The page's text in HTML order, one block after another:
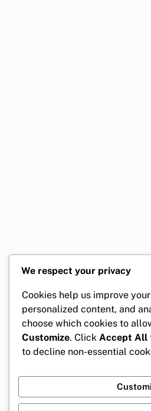
We respect your privacy
Cookies help us improve
personalized content, and
choose which cookies to
Customize. Click Accept All
to decline non-essential